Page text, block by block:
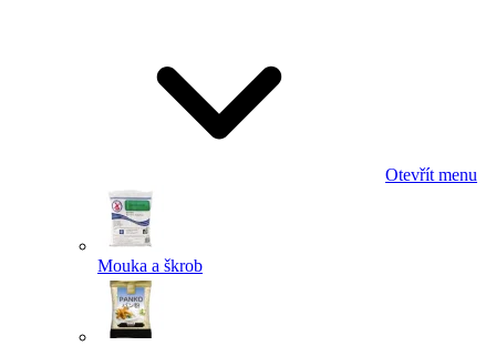
Otevřít menu
Mouka a škrob
Powered by chaterimo